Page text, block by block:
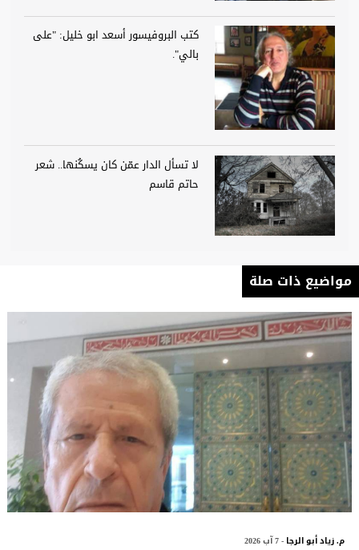
كتب البروفيسور أسعد ابو خليل: "على
بالي".
لا تسأل الدار عمّن كان يسكُنها.. شعر
حاتم قاسم
مواضيع ذات صلة
م. زياد أبو الرجا - 7 آب 2026